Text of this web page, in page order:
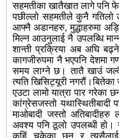
सहमतीका खातैखात लागे पनि
पछील्लो सहमतीले कुनै गतिलो
आफ्नै अडानहरु, मुद्धाहरुमा
मिल्न आउनुलाई नै उपलब्धि
शान्ती प्रक्रिया अब अघि
कागजीरुपमा नै भएपनि देशमा
समय लाग्ने छ।तातै खाउं
त्यति खिसिट्यूरी
एउटा लामो यात्रा पार
कांग्रेसजस्तो यथास्थितीबादी
माओबादी जस्तो
अवश्य पनि ठूलो उपलब्धी